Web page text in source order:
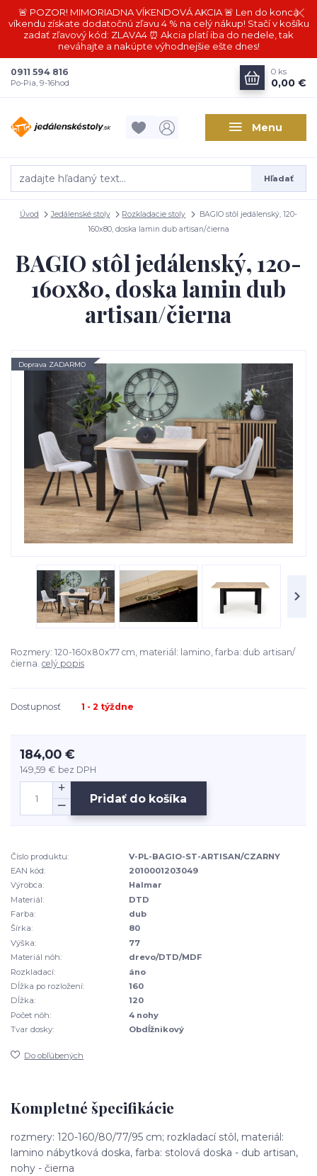
🚨 POZOR! MIMORIADNA VÍKENDOVÁ AKCIA 🚨 Len do konca
víkendu získate dodatočnú zľavu 4 % na celý nákup! Stačí v košíku
zadať zľavový kód: ZLAVA4 ⏰ Akcia platí iba do nedele, tak
neváhajte a nakúpte výhodnejšie ešte dnes!
Menu
Hľadať
0911 594 816
Po-Pia, 9-16hod
0 ks
0,00 €
Úvod Jedálenské stoly Rozkladacie stoly
BAGIO stôl jedálenský, 120-
160x80, doska lamin dub artisan/čierna
BAGIO stôl jedálenský, 120-
160x80, doska lamin dub
artisan/čierna
Doprava ZADARMO
Rozmery: 120-160x80x77 cm, materiál: lamino, farba: dub artisan/
čierna. celý popis
Dostupnosť 1 - 2 týždne
184,00 €
149,59 € bez DPH
Pridať do košíka
Číslo produktu:
V-PL-BAGIO-ST-ARTISAN/CZARNY
EAN kód:
2010001203049
Výrobca:
Halmar
Materiál:
DTD
Farba:
dub
Šírka:
80
Výška:
77
Materiál nôh:
drevo/DTD/MDF
Rozkladací:
áno
Dĺžka po rozložení:
160
Dĺžka:
120
Počet nôh:
4 nohy
Tvar dosky:
Obdĺžnikový
Do obľúbených
Kompletné špecifikácie
rozmery: 120-160/80/77/95 cm; rozkladací stôl, materiál:
lamino nábytková doska, farba: stolová doska - dub artisan,
nohy - čierna